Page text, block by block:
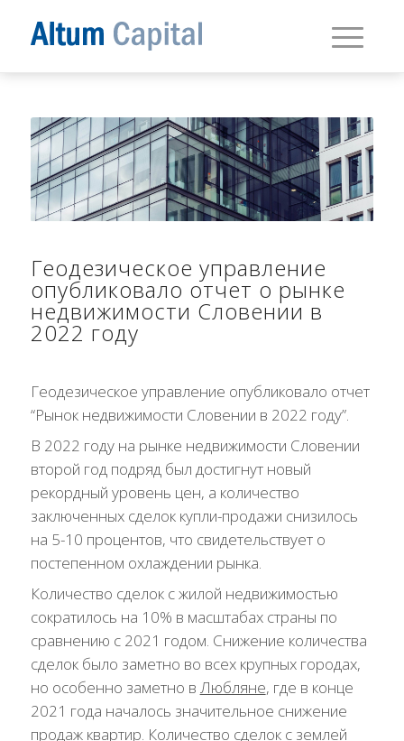
Геодезическое управление
опубликовало отчет о рынке
недвижимости Словении в
2022 году
Геодезическое управление опубликовало отчет
“Рынок недвижимости Словении в 2022 году”.
В 2022 году на рынке недвижимости Словении
второй год подряд был достигнут новый
рекордный уровень цен, а количество
заключенных сделок купли-продажи снизилось
на 5-10 процентов, что свидетельствует о
постепенном охлаждении рынка.
Количество сделок с жилой недвижимостью
сократилось на 10% в масштабах страны по
сравнению с 2021 годом. Снижение количества
сделок было заметно во всех крупных городах,
но особенно заметно в Любляне, где в конце
2021 года началось значительное снижение
продаж квартир. Количество сделок с землей